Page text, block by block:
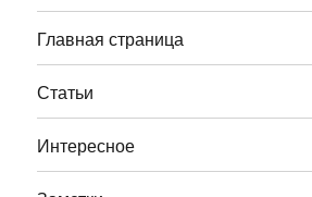
Главная страница
Статьи
Интересное